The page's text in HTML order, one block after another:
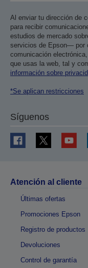
Al enviar tu dirección de
para recibir
estudios de mercado
servicios de Epson— por
comunicación
que usas la web, tal y
información sobre
*Se aplican restricciones
Síguenos
Atención al cliente
Últimas ofertas
Promociones Epson
Registro de productos
Devoluciones
Control de garantía